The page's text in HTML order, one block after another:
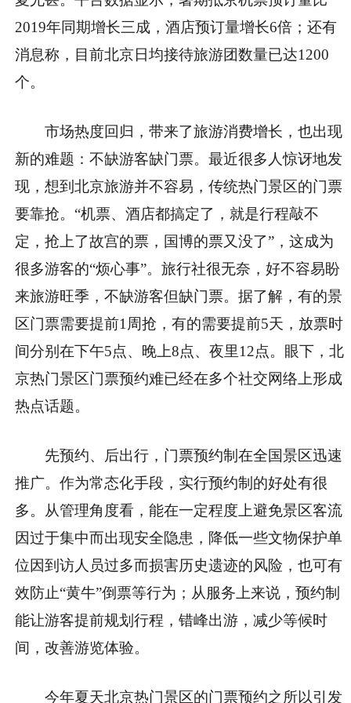
2019年同期增长三成，酒店预订量增长6倍；还有
消息称，目前北京日均接待旅游团数量已达1200
个。
市场热度回归，带来了旅游消费增长，也出现
新的难题：不缺游客缺门票。最近很多人惊讶地发
现，想到北京旅游并不容易，传统热门景区的门票
要靠抢。“机票、酒店都搞定了，就是行程敲不
定，抢上了故宫的票，国博的票又没了”，这成为
很多游客的“烦心事”。旅行社很无奈，好不容易盼
来旅游旺季，不缺游客但缺门票。据了解，有的景
区门票需要提前1周抢，有的需要提前5天，放票时
间分别在下午5点、晚上8点、夜里12点。眼下，北
京热门景区门票预约难已经在多个社交网络上形成
热点话题。
先预约、后出行，门票预约制在全国景区迅速
推广。作为常态化手段，实行预约制的好处有很
多。从管理角度看，能在一定程度上避免景区客流
因过于集中而出现安全隐患，降低一些文物保护单
位因到访人员过多而损害历史遗迹的风险，也可有
效防止“黄牛”倒票等行为；从服务上来说，预约制
能让游客提前规划行程，错峰出游，减少等候时
间，改善游览体验。
今年夏天北京热门景区的门票预约之所以引发